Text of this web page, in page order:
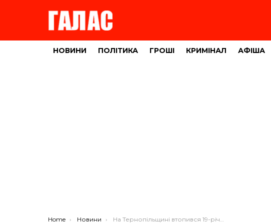
НОВИНИ ПОЛІТИКА ГРОШІ КРИМІНАЛ АФІША
You are here:
Home Новини На Тернопільщині втопився 19-річний хлопець